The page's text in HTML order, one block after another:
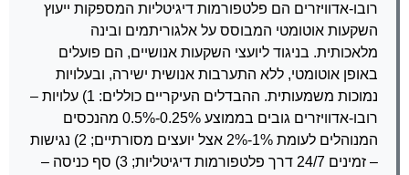
רובו-אדוויזרים הם פלטפורמות דיגיטליות המספקות ייעוץ
השקעות אוטומטי המבוסס על אלגוריתמים ובינה
מלאכותית. בניגוד ליועצי השקעות אנושיים, הם פועלים
באופן אוטומטי, ללא התערבות אנושית ישירה, ובעלויות
נמוכות משמעותית. ההבדלים העיקריים כוללים: 1) עלויות –
רובו-אדוויזרים גובים בממוצע 0.25%-0.5% מהנכסים
המנוהלים לעומת 1%-2% אצל יועצים מסורתיים; 2) נגישות
– זמינים 24/7 דרך פלטפורמות דיגיטליות; 3) סף כניסה –